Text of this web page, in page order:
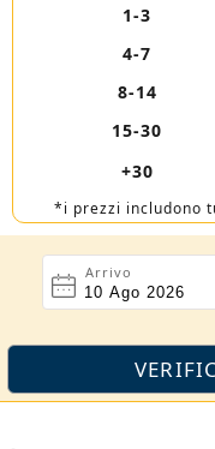
1-3
4-7
8-14
15-30
+30
*i prezzi includono
Arrivo